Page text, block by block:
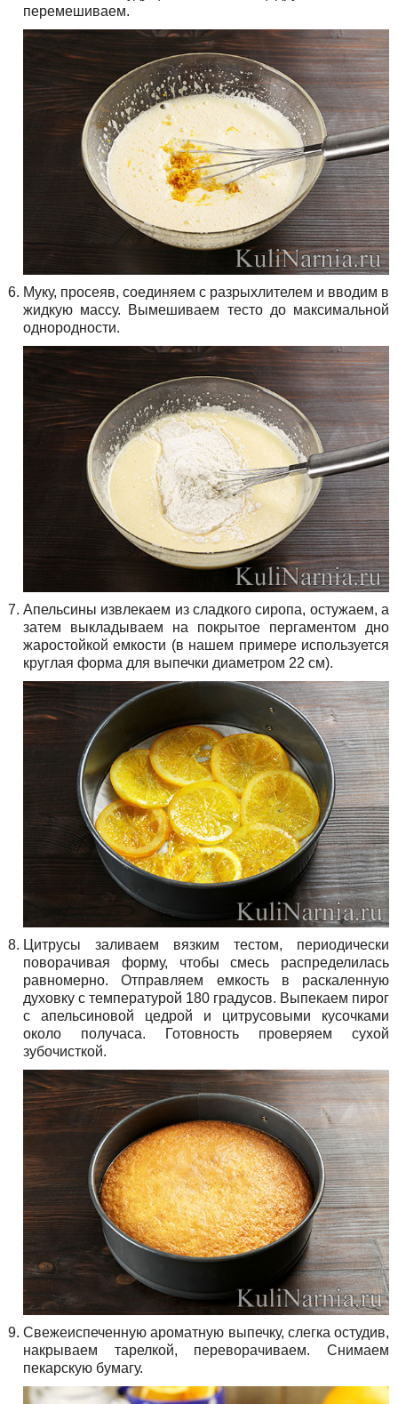
перемешиваем.
Муку, просеяв, соединяем с разрыхлителем и вводим в
жидкую массу. Вымешиваем тесто до максимальной
однородности.
Апельсины извлекаем из сладкого сиропа, остужаем, а
затем выкладываем на покрытое пергаментом дно
жаростойкой емкости (в нашем примере используется
круглая форма для выпечки диаметром 22 см).
Цитрусы заливаем вязким тестом, периодически
поворачивая форму, чтобы смесь распределилась
равномерно. Отправляем емкость в раскаленную
духовку с температурой 180 градусов. Выпекаем пирог
с апельсиновой цедрой и цитрусовыми кусочками
около получаса. Готовность проверяем сухой
зубочисткой.
Свежеиспеченную ароматную выпечку, слегка остудив,
накрываем тарелкой, переворачиваем. Снимаем
пекарскую бумагу.